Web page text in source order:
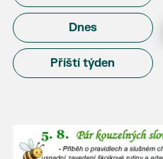
Dnes
Příští týden